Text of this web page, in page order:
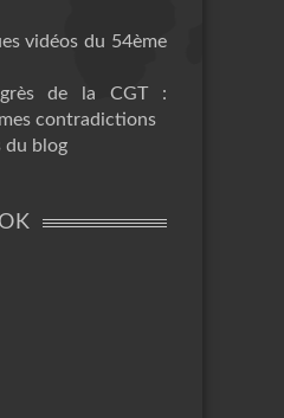
vidéos du 54ème
de la CGT :
contradictions
du blog